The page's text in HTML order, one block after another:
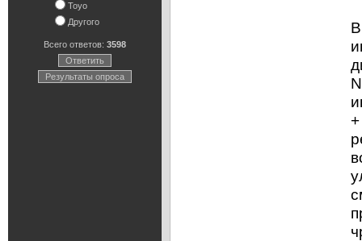
Toyo
Другого
Всего ответов: 3598
Ответить
Результаты опроса